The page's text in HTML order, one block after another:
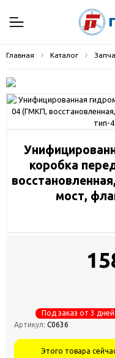
Главная Каталог
коробка
мост,
Под заказ от 3 дней
Артикул: С0636
Этого товара